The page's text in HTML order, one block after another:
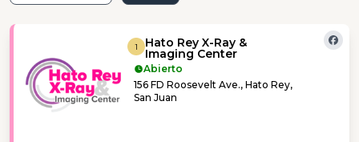
1 Hato Rey X-Ray &
Imaging Center
Abierto
156 FD Roosevelt Ave., Hato Rey,
San Juan